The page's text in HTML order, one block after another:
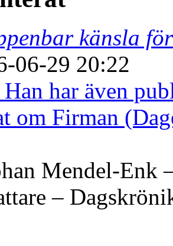
känsla
06-29 20:22
har även
om Firman
Mendel-Enk
–